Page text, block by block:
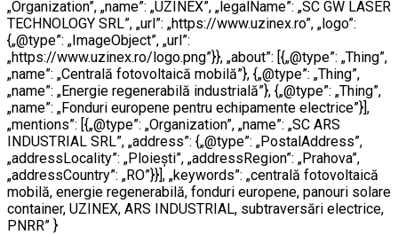
„Organization”, „name”: „UZINEX”, „legalName”: „SC GW LASER
TECHNOLOGY SRL”, „url”: „https://www.uzinex.ro”, „logo”:
{„@type”: „ImageObject”, „url”:
„https://www.uzinex.ro/logo.png”}}, „about”: [{„@type”: „Thing”,
„name”: „Centrală fotovoltaică mobilă”}, {„@type”: „Thing”,
„name”: „Energie regenerabilă industrială”}, {„@type”: „Thing”,
„name”: „Fonduri europene pentru echipamente electrice”}],
„mentions”: [{„@type”: „Organization”, „name”: „SC ARS
INDUSTRIAL SRL”, „address”: {„@type”: „PostalAddress”,
„addressLocality”: „Ploiești”, „addressRegion”: „Prahova”,
„addressCountry”: „RO”}}], „keywords”: „centrală fotovoltaică
mobilă, energie regenerabilă, fonduri europene, panouri solare
container, UZINEX, ARS INDUSTRIAL, subtraversări electrice,
PNRR” }